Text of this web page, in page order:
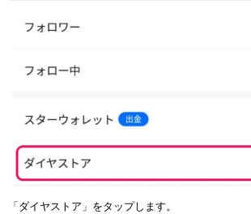
「ダイヤストア」をタップします。